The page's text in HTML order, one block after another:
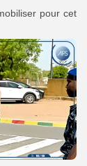
pour cet